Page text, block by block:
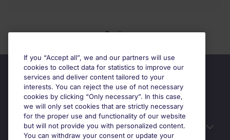
Useful information
If you “Accept all”, we and our partners will use
cookies to collect data for statistics to improve our
services and deliver content tailored to your
interests. You can reject the use of not necessary
cookies by clicking “Only necessary”. In this case,
we will only set cookies that are strictly necessary
for the proper use and functionality of our website
but will not provide you with personalized content.
You can withdraw your consent or update your